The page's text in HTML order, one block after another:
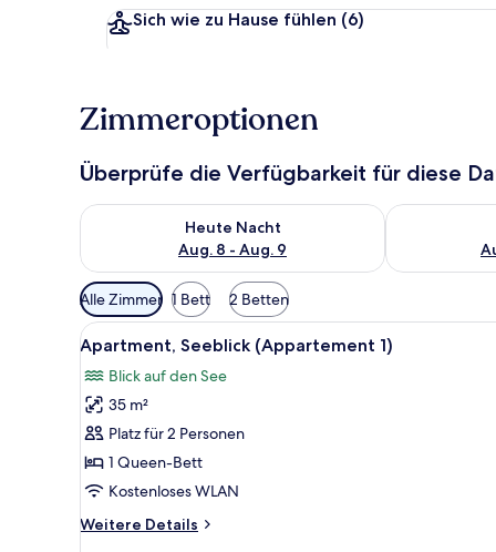
Sich wie zu Hause fühlen (6)
Zimmeroptionen
Überprüfe die Verfügbarkeit für diese
Heute Nacht
Aug. 8 - Aug. 9
Überprüfe die Verfügbarkeit für heute Nacht, Aug. 8
Überprüfe
Verfügbare
Filter
für
Zimmer
Alle Zimmer 1 Bett 2 Betten
Alle
Fotos
für
Apartment,
Seeblick
(Appartement
1)
Ein gemütliches Zimmer mit
7
Apartment, Seeblick (Appartement 1)
Blick auf den See
35 m²
Platz für 2 Personen
1 Queen-Bett
Kostenloses WLAN
Weitere Details
Weitere